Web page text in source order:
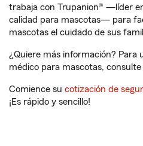
trabaja con Trupanion® —líder
calidad para mascotas— para
mascotas el cuidado de sus
¿Quiere más información? Para
médico para mascotas, consulte
Comience su cotización de
¡Es rápido y sencillo!